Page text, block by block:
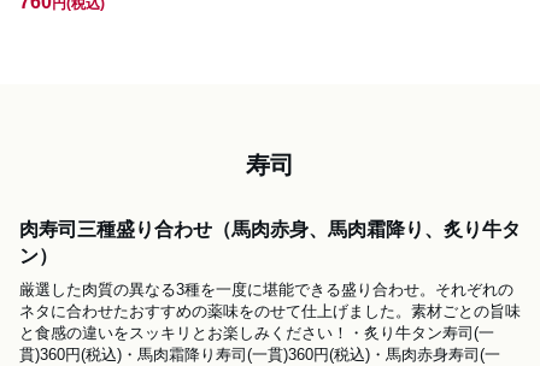
円(税込)
寿司
肉寿司三種盛り合わせ（馬肉赤身、馬肉霜降り、炙り牛タ
ン）
厳選した肉質の異なる3種を一度に堪能できる盛り合わせ。それぞれの
ネタに合わせたおすすめの薬味をのせて仕上げました。素材ごとの旨味
と食感の違いをスッキリとお楽しみください！・炙り牛タン寿司(一
貫)360円(税込)・馬肉霜降り寿司(一貫)360円(税込)・馬肉赤身寿司(一